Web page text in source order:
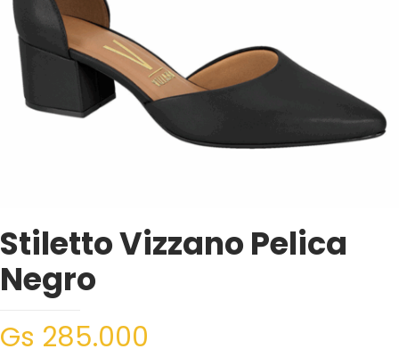
Stiletto Vizzano Pelica
Negro
Gs 285.000